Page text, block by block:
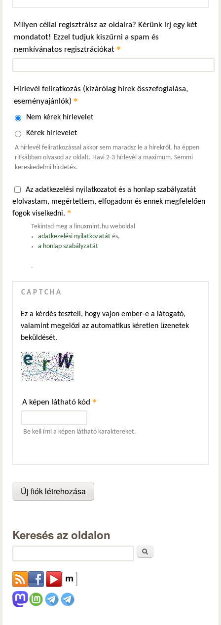
Milyen céllal regisztrálsz az oldalra? Kérünk írj egy két
mondatot! Ezzel tudjuk kiszűrni a spam és
nemkívánatos regisztrációkat *
Hírlevél feliratkozás (kizárólag hírek összefoglalása,
eseményajánlók) *
Nem kérek hírlevelet
Kérek hírlevelet
A hírlevél feliratkozással akkor sem maradsz le a hírekről, ha éppen
ritkábban olvasod az oldalt. Havi 2-3 hírlevél a maximum. Semmi
kereskedelmi hirdetés.
Az adatkezelési nyilatkozatot és a honlap szabályzatát
elolvastam, megértettem, elfogadom és ennek megfelelően
fogok viselkedni. *
Tekintsd meg a linuxmint.hu weboldal
adatkezelési nyilatkozatátés,
a honlap szabályzatát
.
CAPTCHA
Ez a kérdés teszteli, hogy vajon ember-e a látogató,
valamint megelőzi az automatikus kéretlen üzenetek
beküldését.
A képen látható kód *
Be kell írni a képen látható karaktereket.
Keresés az oldalon